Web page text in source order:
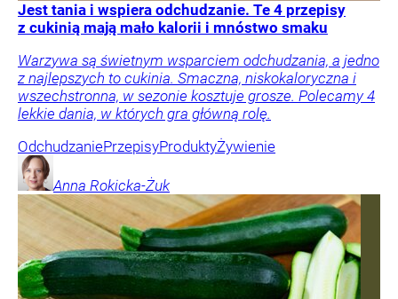
Jest tania i wspiera odchudzanie. Te 4 przepisy
z cukinią mają mało kalorii i mnóstwo smaku
Warzywa są świetnym wsparciem odchudzania, a jedno
z najlepszych to cukinia. Smaczna, niskokaloryczna i
wszechstronna, w sezonie kosztuje grosze. Polecamy 4
lekkie dania, w których gra główną rolę.
OdchudzaniePrzepisyProduktyŻywienie
Anna Rokicka-Żuk